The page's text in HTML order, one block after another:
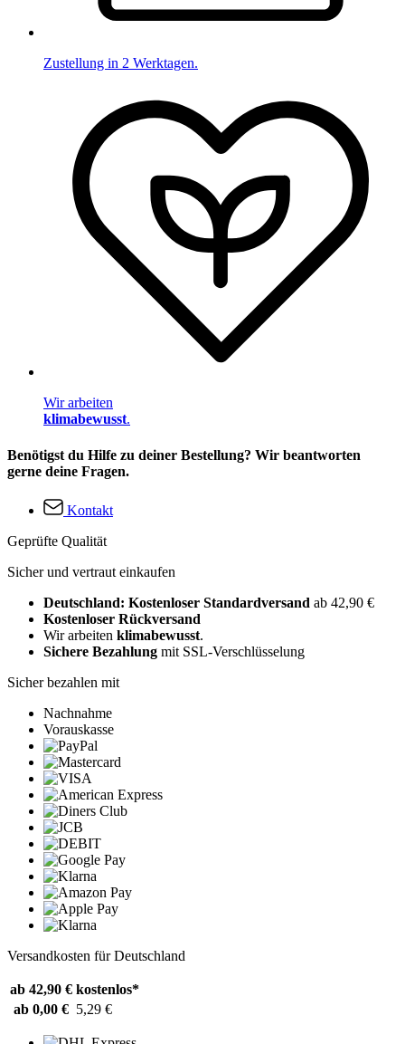
Zustellung in 2 Werktagen.
Wir arbeiten
klimabewusst.
Benötigst du Hilfe zu deiner Bestellung? Wir beantworten
gerne deine Fragen.
Kontakt
Geprüfte Qualität
Sicher und vertraut einkaufen
Deutschland: Kostenloser Standardversand ab 42,90 €
Kostenloser Rückversand
Wir arbeiten klimabewusst.
Sichere Bezahlung mit SSL-Verschlüsselung
Sicher bezahlen mit
Nachnahme
Vorauskasse
Versandkosten für Deutschland
ab 42,90 € kostenlos*
ab 0,00 € 5,29 €